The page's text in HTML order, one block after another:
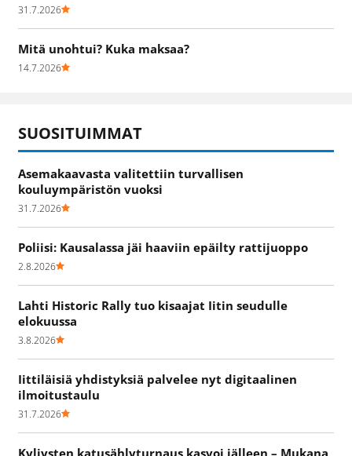
31.7.2026
Mitä unohtui? Kuka maksaa?
14.7.2026
SUOSITUIMMAT
Asemakaavasta valitettiin turvallisen
kouluympäristön vuoksi
31.7.2026
Poliisi: Kausalassa jäi haaviin epäilty rattijuoppo
2.8.2026
Lahti Historic Rally tuo kisaajat Iitin seudulle
elokuussa
3.8.2026
Iittiläisiä yhdistyksiä palvelee nyt digitaalinen
ilmoitustaulu
31.7.2026